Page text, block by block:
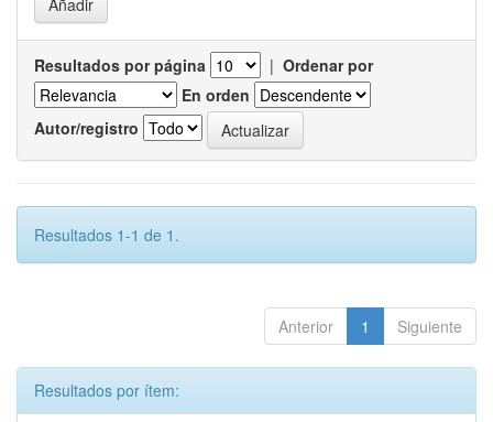
Resultados por página | Ordenar por
En orden
Autor/registro
Resultados 1-1 de 1.
Anterior 1 Siguiente
Resultados por ítem: